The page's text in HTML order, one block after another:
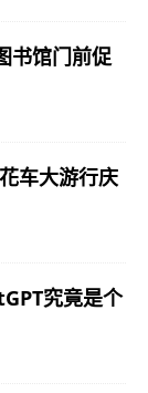
书馆门前促
车大游行庆
究竟是个